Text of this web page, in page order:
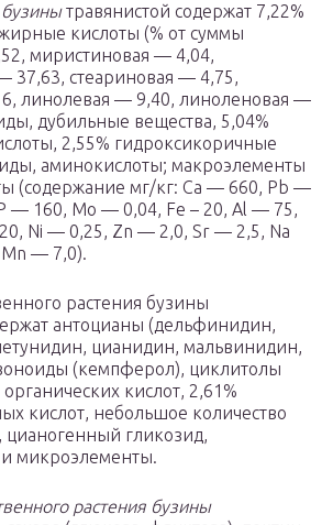
бузинытравянистой содержат 7,22%
кислоты (% от суммы
миристиновая — 4,04,
37,63, стеариновая — 4,75,
линолевая — 9,40, линоленовая —
дубильные вещества, 5,04%
2,55% гидроксикоричные
аминокислоты; макроэлементы
(содержание мг/кг: Ca — 660, Pb —
— 160, Mo — 0,04, Fe – 20, Al — 75,
Ni — 0,25, Zn — 2,0, Sr — 2,5, Na
— 7,0).
растения бузины
антоцианы (дельфинидин,
цианидин, мальвинидин,
(кемпферол), циклитолы
кислот, 2,61%
кислот, небольшое количество
цианогенный гликозид,
микроэлементы.
растения бузины